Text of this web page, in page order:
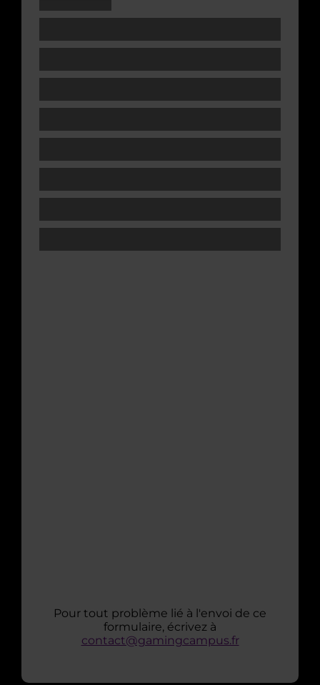
Pour tout problème lié à l'envoi de ce
formulaire, écrivez à
contact@gamingcampus.fr